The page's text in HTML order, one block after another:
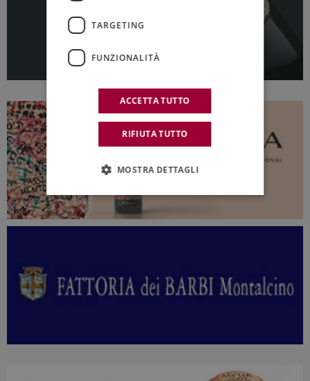
TARGETING
FUNZIONALITÀ
ACCETTA TUTTO
RIFIUTA TUTTO
MOSTRA DETTAGLI